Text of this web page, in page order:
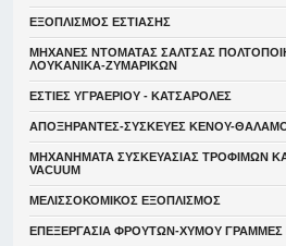
ΕΞΟΠΛΙΣΜΟΣ ΕΣΤΙΑΣΗΣ
ΜΗΧΑΝΕΣ ΝΤΟΜΑΤΑΣ ΣΑΛΤΣΑΣ
ΛΟΥΚΑΝΙΚΑ-ΖΥΜΑΡΙΚΩΝ
ΕΣΤΙΕΣ ΥΓΡΑΕΡΙΟΥ - ΚΑΤΣΑΡΟΛΕΣ
ΑΠΟΞΗΡΑΝΤΕΣ-ΣΥΣΚΕΥΕΣ ΚΕΝΟΥ-
ΜΗΧΑΝΗΜΑΤΑ ΣΥΣΚΕΥΑΣΙΑΣ ΤΡΟΦΙΜΩΝ
VACUUM
ΜΕΛΙΣΣΟΚΟΜΙΚΟΣ ΕΞΟΠΛΙΣΜΟΣ
ΕΠΕΞΕΡΓΑΣΙΑ ΦΡΟΥΤΩΝ-ΧΥΜΟΥ